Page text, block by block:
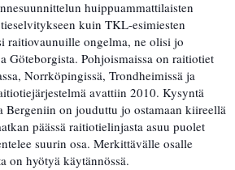
huippuammattilaisten
kuin TKL-esimiesten
raitiovaunuille ongelma, ne olisi jo
Göteborgista. Pohjoismaissa on raitiotiet
Norrköpingissä, Trondheimissä ja
avattiin 2010. Kysyntä
on jouduttu jo ostamaan kiireellä
päässä raitiotielinjasta asuu puolet
suurin osa. Merkittävälle osalle
on hyötyä käytännössä.